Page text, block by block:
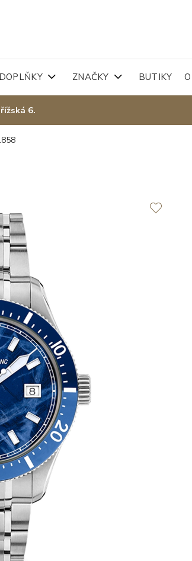
DOPLŇKY ZNAČKY BUTIKY
6.